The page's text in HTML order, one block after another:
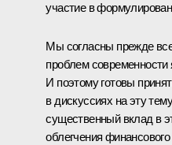
участие в
Мы согласны прежде
проблем
И поэтому готовы
в дискуссиях на эту
существенный вклад в
облегчения